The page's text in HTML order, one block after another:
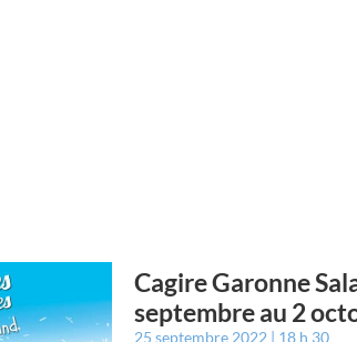
Cagire Garonne
septembre au 2
25 septembre 2022 18 h 30